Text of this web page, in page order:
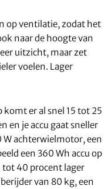
op ventilatie, zodat het
naar de hoogte van
uitzicht, maar zet
voelen. Lager
er al snel 15 tot 25
en je accu gaat sneller
W achterwielmotor, een
een 360 Wh accu op
tot 40 procent lager
van 80 kg, een